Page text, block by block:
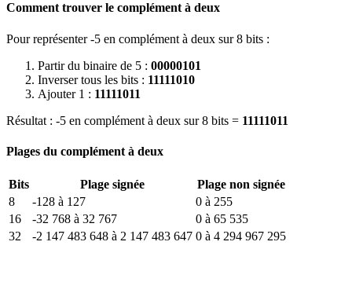
Comment trouver le complément à deux
Pour représenter -5 en complément à deux sur 8 bits :
Partir du binaire de 5 : 00000101
Inverser tous les bits : 11111010
Ajouter 1 : 11111011
Résultat : -5 en complément à deux sur 8 bits = 11111011
Plages du complément à deux
Bits Plage signée
Plage non signée
8
-128 à 127
0 à 255
16
-32 768 à 32 767
0 à 65 535
32
-2 147 483 648 à 2 147 483 647 0 à 4 294 967 295